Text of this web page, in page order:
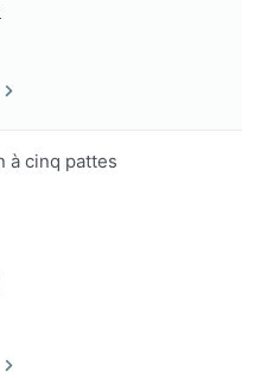
à cinq pattes